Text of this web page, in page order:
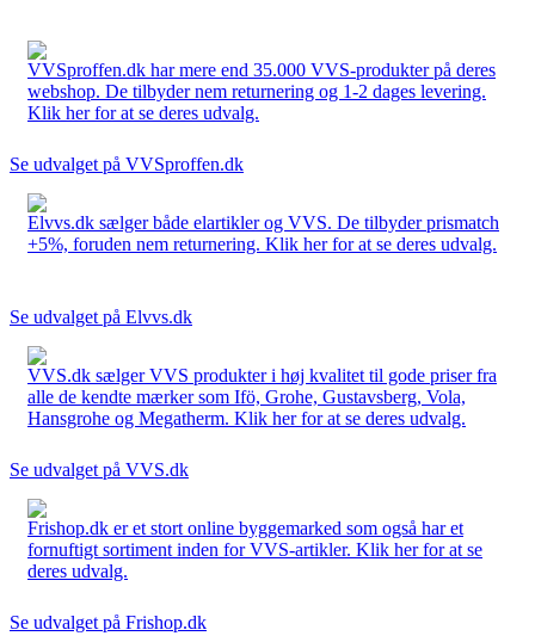
VVSproffen.dk har mere end 35.000 VVS-produkter på deres
webshop. De tilbyder nem returnering og 1-2 dages levering.
Klik her for at se deres udvalg.
Se udvalget på VVSproffen.dk
Elvvs.dk sælger både elartikler og VVS. De tilbyder prismatch
+5%, foruden nem returnering. Klik her for at se deres udvalg.
Se udvalget på Elvvs.dk
VVS.dk sælger VVS produkter i høj kvalitet til gode priser fra
alle de kendte mærker som Ifö, Grohe, Gustavsberg, Vola,
Hansgrohe og Megatherm. Klik her for at se deres udvalg.
Se udvalget på VVS.dk
Frishop.dk er et stort online byggemarked som også har et
fornuftigt sortiment inden for VVS-artikler. Klik her for at se
deres udvalg.
Se udvalget på Frishop.dk